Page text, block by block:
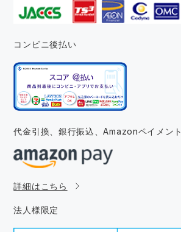
コンビニ後払い
代金引換、銀行振込、Amazonペイメント
詳細はこちら
法人様限定